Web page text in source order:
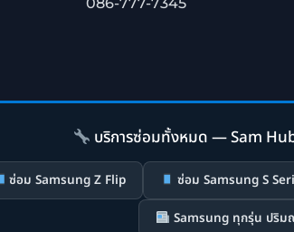
บริการซ่อมทั้งหมด — Sam
ซ่อม Samsung Z Flip ซ่อม Samsung S
Samsung ทุกรุ่น ปริ